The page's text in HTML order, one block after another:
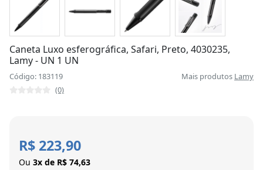
Caneta Luxo esferográfica, Safari, Preto, 4030235,
Lamy - UN 1 UN
Código: 183119 Mais produtos Lamy
(0)
R$ 223,90
Ou 3x de R$ 74,63